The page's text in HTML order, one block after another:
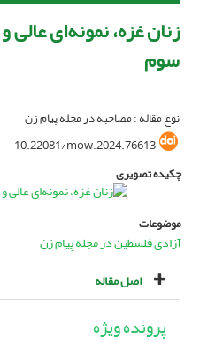
زنان غزه، نمونه‌ای عالی
سوم
نوع مقاله : مصاحبه در مجله پیام زن
10.22081/mow.2024.76613
چکیده تصویری
موضوعات
آزادی فلسطین در مجله پیام زن
اصل مقاله
پرونده ویژه